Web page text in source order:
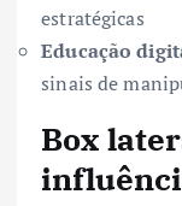
estratégicas
Educação
sinais de
Box